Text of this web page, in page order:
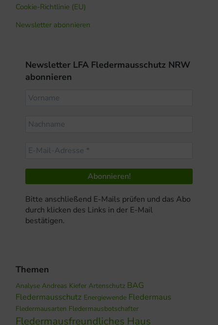
Cookie-Richtlinie (EU)
Newsletter abonnieren
Newsletter LFA Fledermausschutz NRW
abonnieren
Bitte anschließend E-Mails prüfen und das Abo
durch klicken des Links in der E-Mail
bestätigen.
Themen
Analyse Andreas Kiefer Artenschutz BAG
Fledermausschutz Energiewende Fledermaus
Fledermausarten Fledermausbotschafter
Fledermausfreundliches Haus